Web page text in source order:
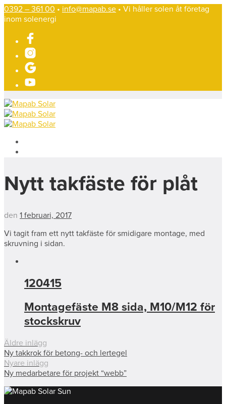
0392 – 361 00 • info@mapab.se • Vi håller solen åt företag
inom solenergi
Nytt takfäste för plåt
den 1 februari, 2017
Vi tagit fram ett nytt takfäste för smidigare montage, med
skruvning i sidan.
120415
Montagefäste M8 sida, M10/M12 för
stockskruv
Äldre inlägg
Ny takkrok för betong- och lertegel
Nyare inlägg
Ny medarbetare för projekt “webb”